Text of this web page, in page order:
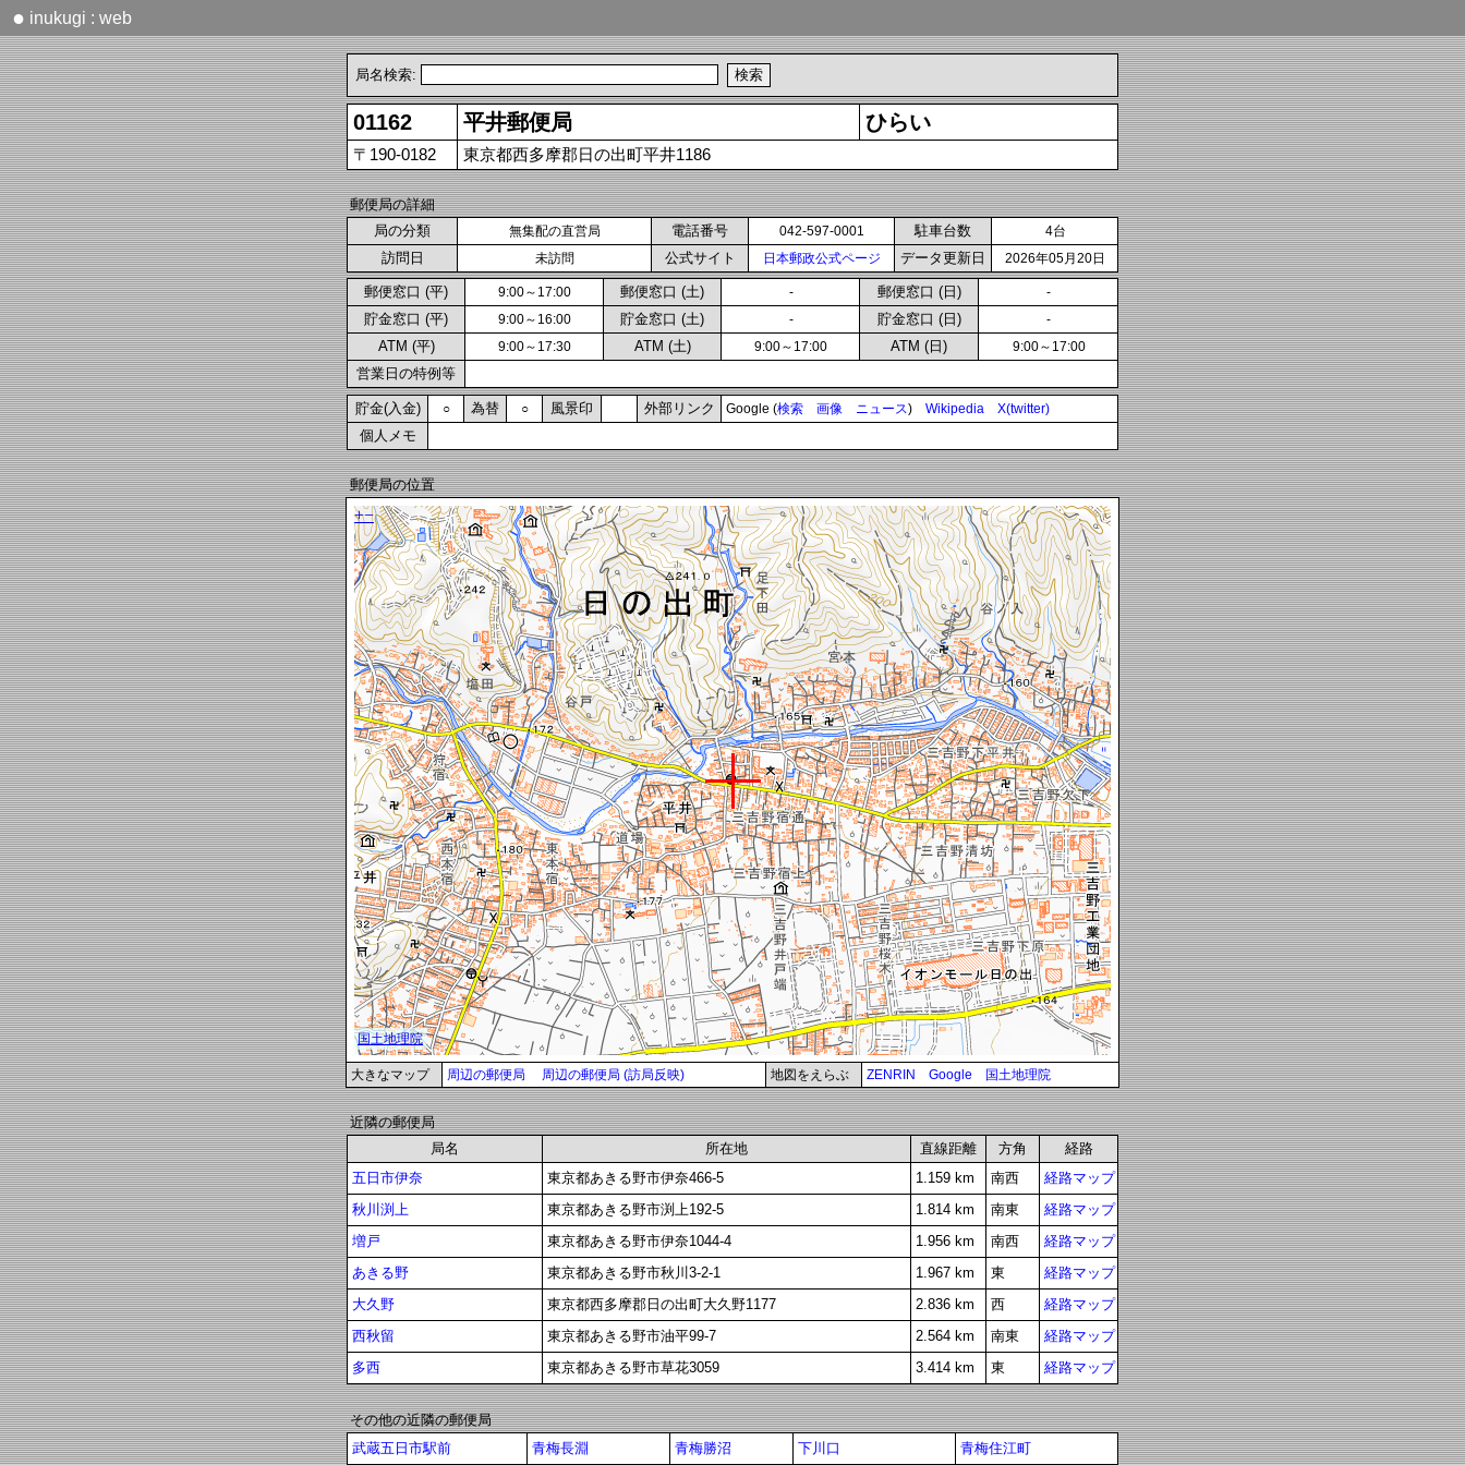
● inukugi : web
局名検索:
01162 平井郵便局 ひらい
〒190-0182 東京都西多摩郡日の出町平井1186
郵便局の詳細
局の分類
無集配の直営局 電話番号 042-597-0001 駐車台数 4台
訪問日 未訪問 公式サイト 日本郵政公式ページ データ更新日 2026年05月20日
郵便窓口 (平) 9:00～17:00 郵便窓口 (土) - 郵便窓口 (日) -
貯金窓口 (平) 9:00～16:00 貯金窓口 (土) - 貯金窓口 (日) -
ATM (平) 9:00～17:30 ATM (土) 9:00～17:00 ATM (日) 9:00～17:00
営業日の特例等
貯金(入金) ○ 為替 ○ 風景印 外部リンク Google (検索 画像 ニュース) Wikipedia X(twitter)
個人メモ
郵便局の位置
大きなマップ 周辺の郵便局 周辺の郵便局 (訪局反映) 地図をえらぶ ZENRIN Google 国土地理院
近隣の郵便局
局名
所在地 直線距離 方角
経路
五日市伊奈
東京都あきる野市伊奈466-5 1.159 km 南西
経路マップ
秋川渕上
東京都あきる野市渕上192-5 1.814 km 南東
経路マップ
増戸
東京都あきる野市伊奈1044-4 1.956 km 南西
経路マップ
あきる野
東京都あきる野市秋川3-2-1 1.967 km 東
経路マップ
大久野
東京都西多摩郡日の出町大久野1177 2.836 km 西
経路マップ
西秋留
東京都あきる野市油平99-7 2.564 km 南東
経路マップ
多西
東京都あきる野市草花3059 3.414 km 東 経路マップ
その他の近隣の郵便局
武蔵五日市駅前
青梅長淵 青梅勝沼 下川口 青梅住江町